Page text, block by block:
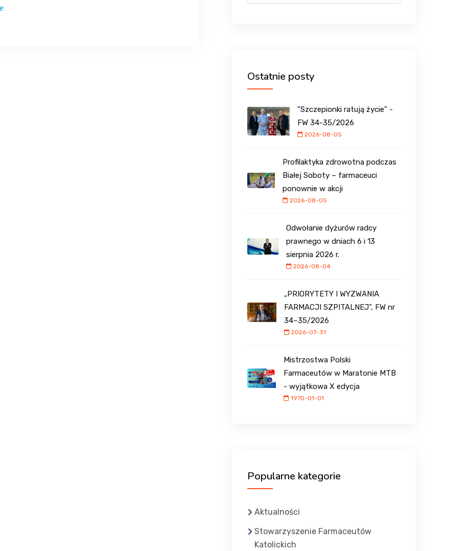
Ostatnie posty
"Szczepionki ratują życie" -
FW 34-35/2026
2026-08-05
Profilaktyka zdrowotna podczas
Białej Soboty – farmaceuci
ponownie w akcji
2026-08-05
Odwołanie dyżurów radcy
prawnego w dniach 6 i 13
sierpnia 2026 r.
2026-08-04
„PRIORYTETY I WYZWANIA
FARMACJI SZPITALNEJ”, FW nr
34–35/2026
2026-07-31
Mistrzostwa Polski
Farmaceutów w Maratonie MTB
- wyjątkowa X edycja
1970-01-01
Popularne kategorie
Aktualności
Stowarzyszenie Farmaceutów
Katolickich